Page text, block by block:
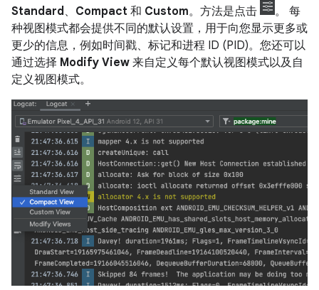
Standard、 Compact 和 Custom。方法是点击
。 每
种视图模式都会提供不同的默认设置，用于向您显示更多或
更少的信息，例如时间戳、标记和进程 ID (PID)。您还可以
通过选择 Modify View 来自定义每个默认视图模式以及自
定义视图模式。